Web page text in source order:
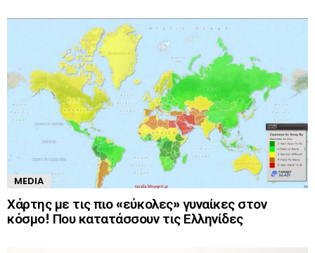
MEDIA
Χάρτης με τις πιο «εύκολες» γυναίκες στον
κόσμο! Που κατατάσσουν τις Ελληνίδες